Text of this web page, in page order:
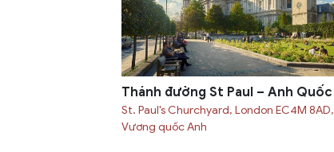
Thánh đường St Paul – Anh Quốc
St. Paul's Churchyard, London EC4M 8AD,
Vương quốc Anh